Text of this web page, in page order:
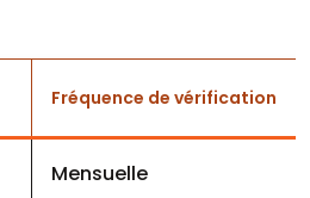
Fréquence de vérification
Mensuelle